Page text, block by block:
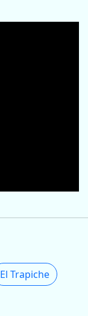
El Trapiche